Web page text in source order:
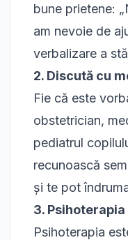
bune prietene:
am nevoie de
verbalizare a
2. Discută cu
Fie că este
obstetrician,
pediatrul
recunoască
și te pot
3. Psihoterapia
Psihoterapia